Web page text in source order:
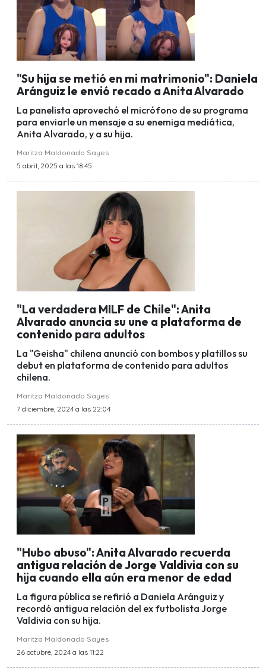
"Su hija se metió en mi matrimonio": Daniela
Aránguiz le envió recado a Anita Alvarado
La panelista aprovechó el micrófono de su programa
para enviarle un mensaje a su enemiga mediática,
Anita Alvarado, y a su hija.
Maritza Maldonado Sayes
5 abril, 2025 a las 18:45
"La verdadera MILF de Chile": Anita
Alvarado anuncia su une a plataforma de
contenido para adultos
La "Geisha" chilena anunció con bombos y platillos su
debut en plataforma de contenido para adultos
chilena.
Maritza Maldonado Sayes
7 diciembre, 2024 a las 22:04
"Hubo abuso": Anita Alvarado recuerda
antigua relación de Jorge Valdivia con su
hija cuando ella aún era menor de edad
La figura pública se refirió a Daniela Aránguiz y
recordó antigua relación del ex futbolista Jorge
Valdivia con su hija.
Maritza Maldonado Sayes
26 octubre, 2024 a las 11:22